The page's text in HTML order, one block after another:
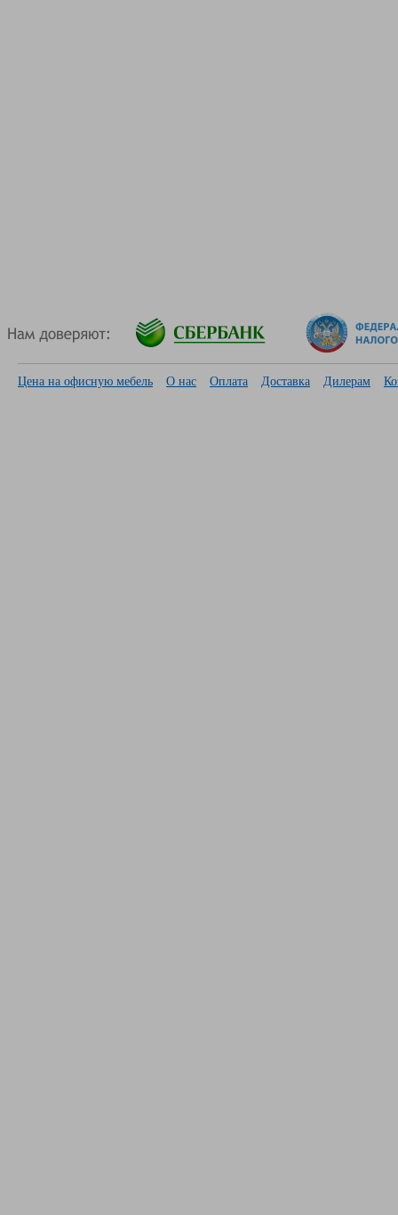
Цена на офисную мебель О нас Оплата Доставка Дилерам